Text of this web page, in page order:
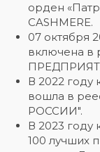
орден
CASHMERE.
07 октября
включена в
В 2022 году
вошла в
РОССИИ".
В 2023 году
100 лучших